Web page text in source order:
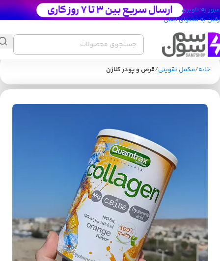
عبور به ناوبری
رفتن به محتوای اصلی
خانه مکمل تقویتی قرص و پودر کلاژن